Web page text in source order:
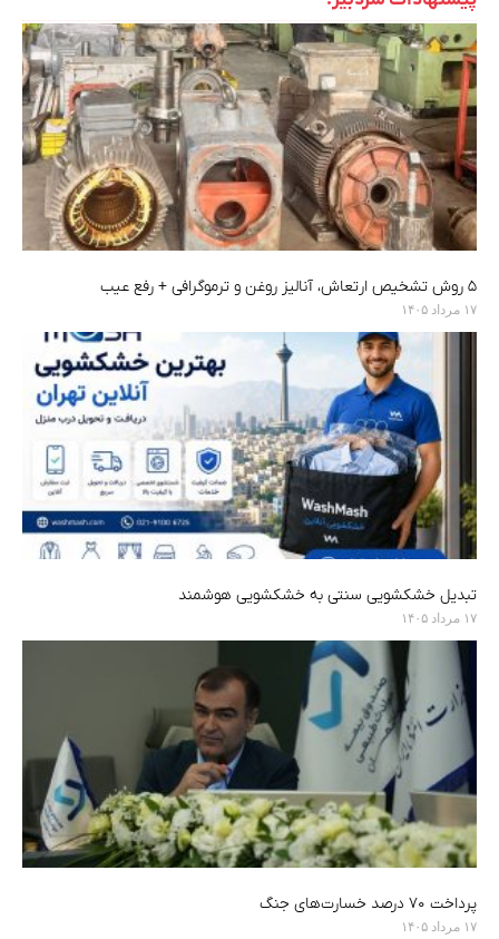
۵ روش تشخیص ارتعاش، آنالیز روغن و ترموگرافی + رفع عیب
۱۷ مرداد ۱۴۰۵
تبدیل خشکشویی سنتی به خشکشویی هوشمند
۱۷ مرداد ۱۴۰۵
پرداخت ۷۰ درصد خسارت‌های جنگ
۱۷ مرداد ۱۴۰۵